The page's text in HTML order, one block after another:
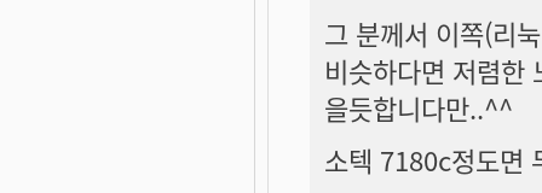
그 분께서 이쪽(리
비슷하다면 저렴한
을듯합니다만..^^
소텍 7180c정도면